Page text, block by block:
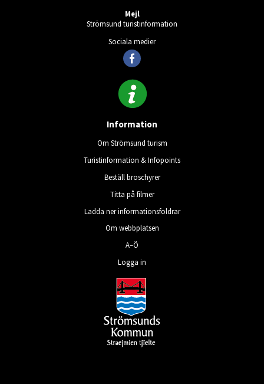
Mejl
Strömsund turistinformation
Sociala medier
Information
Om Strömsund turism
Turistinformation & Infopoints
Beställ broschyrer
Titta på filmer
Ladda ner informationsfoldrar
Om webbplatsen
A–Ö
Logga in